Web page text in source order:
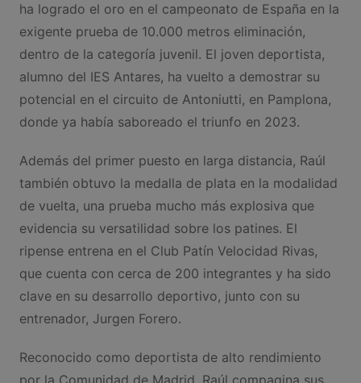
ha logrado el oro en el campeonato de España en la
exigente prueba de 10.000 metros eliminación,
dentro de la categoría juvenil. El joven deportista,
alumno del IES Antares, ha vuelto a demostrar su
potencial en el circuito de Antoniutti, en Pamplona,
donde ya había saboreado el triunfo en 2023.
Además del primer puesto en larga distancia, Raúl
también obtuvo la medalla de plata en la modalidad
de vuelta, una prueba mucho más explosiva que
evidencia su versatilidad sobre los patines. El
ripense entrena en el Club Patín Velocidad Rivas,
que cuenta con cerca de 200 integrantes y ha sido
clave en su desarrollo deportivo, junto con su
entrenador, Jurgen Forero.
Reconocido como deportista de alto rendimiento